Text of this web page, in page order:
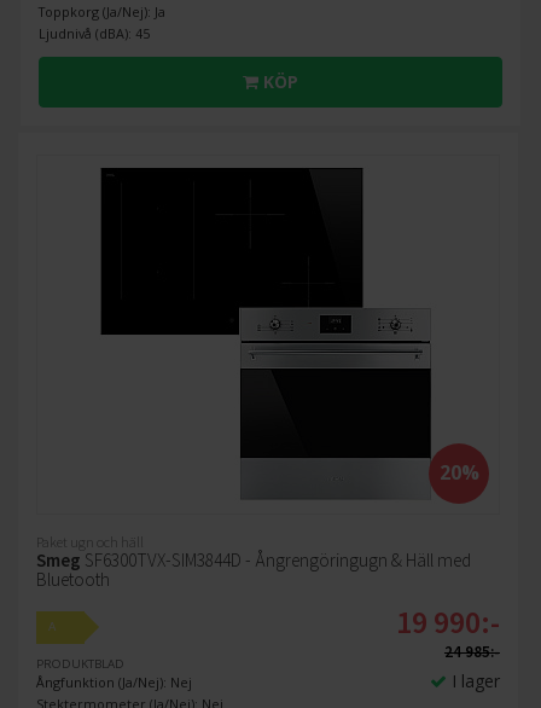
Toppkorg (Ja/Nej): Ja
Ljudnivå (dBA): 45
KÖP
20%
Paket ugn och häll
Smeg SF6300TVX-SIM3844D - Ångrengöringugn & Häll med
Bluetooth
A
PRODUKTBLAD
Ångfunktion (Ja/Nej): Nej
Stektermometer (Ja/Nej): Nej
19 990:-
24 985:-
I lager